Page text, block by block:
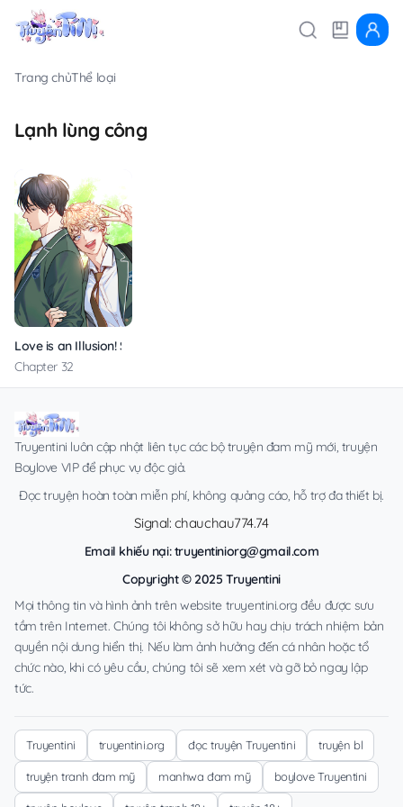
Trang chủThể loại
Lạnh lùng công
Love is an Illusion! Super Star
Chapter 32
Truyentini luôn cập nhật liên tục các bộ truyện đam mỹ mới, truyện
Boylove VIP để phục vụ độc giả.
Đọc truyện hoàn toàn miễn phí, không quảng cáo, hỗ trợ đa thiết bị.
Signal: chauchau774.74
Email khiếu nại:truyentiniorg@gmail.com
Copyright © 2025 Truyentini
Mọi thông tin và hình ảnh trên website truyentini.org đều được sưu
tầm trên Internet. Chúng tôi không sở hữu hay chịu trách nhiệm bản
quyền nội dung hiển thị. Nếu làm ảnh hưởng đến cá nhân hoặc tổ
chức nào, khi có yêu cầu, chúng tôi sẽ xem xét và gỡ bỏ ngay lập
tức.
Truyentini truyentini.org đọc truyện Truyentini truyện bl
truyện tranh đam mỹ manhwa đam mỹ boylove Truyentini